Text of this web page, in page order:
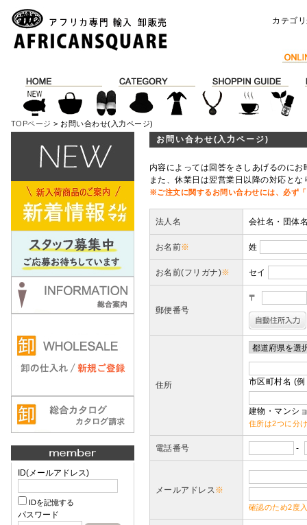
カテゴ
TOPページ > お問い合わせ(入力ページ)
ID(メールアドレス)
IDを記憶する
パスワード
お問い合わせ(入力ページ)
内容によっては回答をさしあげるのに
また、休業日は翌営業日以降の対応と
※ご注文に関するお問い合わせには、必ず
法人名 会社名・団体
お名前※ 姓
お名前(フリガナ)※ セイ
郵便番号
〒
住所 市区町村名 (
建物・マンシ
住所は2つに分
電話番号 -
メールアドレス※
確認のため2度